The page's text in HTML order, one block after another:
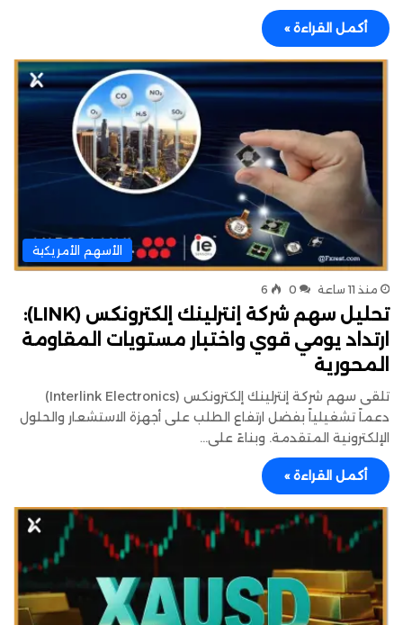
أكمل القراءة »
الأسهم الأمريكية
منذ 11 ساعة 0
6
تحليل سهم شركة إنترلينك إلكترونكس (LINK):
ارتداد يومي قوي واختبار مستويات المقاومة
المحورية
تلقى سهم شركة إنترلينك إلكترونكس (Interlink Electronics)
دعماً تشغيلياً بفضل ارتفاع الطلب على أجهزة الاستشعار والحلول
الإلكترونية المتقدمة. وبناءً على…
أكمل القراءة »